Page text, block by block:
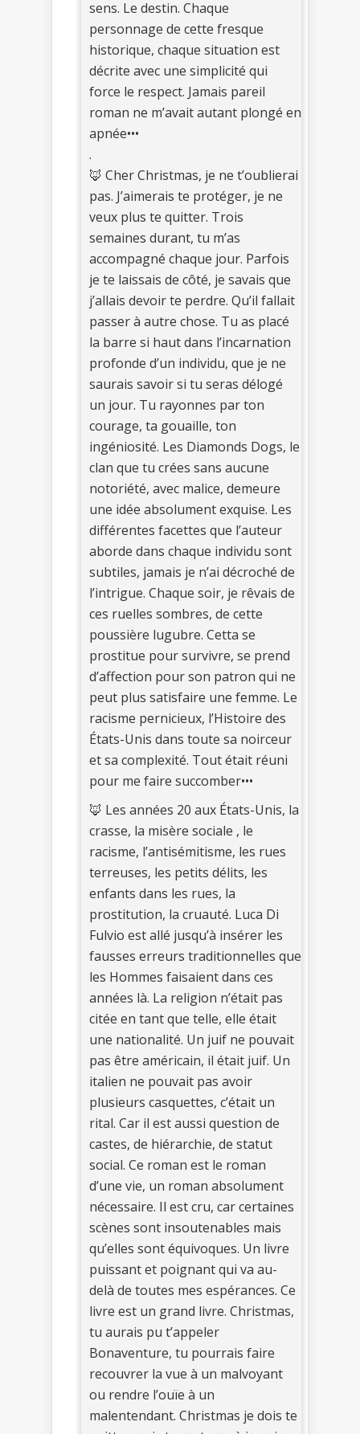
sens. Le destin. Chaque
personnage de cette fresque
historique, chaque situation est
décrite avec une simplicité qui
force le respect. Jamais pareil
roman ne m’avait autant plongé en
apnée•••
.
🦊 Cher Christmas, je ne t’oublierai
pas. J’aimerais te protéger, je ne
veux plus te quitter. Trois
semaines durant, tu m’as
accompagné chaque jour. Parfois
je te laissais de côté, je savais que
j’allais devoir te perdre. Qu’il fallait
passer à autre chose. Tu as placé
la barre si haut dans l’incarnation
profonde d’un individu, que je ne
saurais savoir si tu seras délogé
un jour. Tu rayonnes par ton
courage, ta gouaille, ton
ingéniosité. Les Diamonds Dogs, le
clan que tu crées sans aucune
notoriété, avec malice, demeure
une idée absolument exquise. Les
différentes facettes que l’auteur
aborde dans chaque individu sont
subtiles, jamais je n’ai décroché de
l’intrigue. Chaque soir, je rêvais de
ces ruelles sombres, de cette
poussière lugubre. Cetta se
prostitue pour survivre, se prend
d’affection pour son patron qui ne
peut plus satisfaire une femme. Le
racisme pernicieux, l’Histoire des
États-Unis dans toute sa noirceur
et sa complexité. Tout était réuni
pour me faire succomber•••
🦊 Les années 20 aux États-Unis, la
crasse, la misère sociale , le
racisme, l’antisémitisme, les rues
terreuses, les petits délits, les
enfants dans les rues, la
prostitution, la cruauté. Luca Di
Fulvio est allé jusqu’à insérer les
fausses erreurs traditionnelles que
les Hommes faisaient dans ces
années là. La religion n’était pas
citée en tant que telle, elle était
une nationalité. Un juif ne pouvait
pas être américain, il était juif. Un
italien ne pouvait pas avoir
plusieurs casquettes, c’était un
rital. Car il est aussi question de
castes, de hiérarchie, de statut
social. Ce roman est le roman
d’une vie, un roman absolument
nécessaire. Il est cru, car certaines
scènes sont insoutenables mais
qu’elles sont équivoques. Un livre
puissant et poignant qui va au-
delà de toutes mes espérances. Ce
livre est un grand livre. Christmas,
tu aurais pu t’appeler
Bonaventure, tu pourrais faire
recouvrer la vue à un malvoyant
ou rendre l’ouïe à un
malentendant. Christmas je dois te